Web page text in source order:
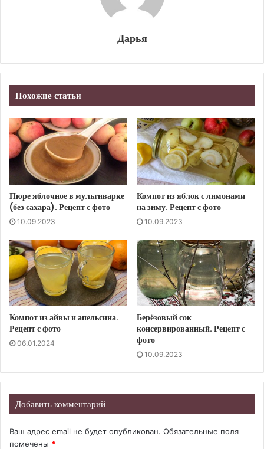
Дарья
Похожие статьи
Пюре яблочное в мультиварке
(без сахара). Рецепт с фото
10.09.2023
Компот из яблок с лимонами
на зиму. Рецепт с фото
10.09.2023
Компот из айвы и апельсина.
Рецепт с фото
06.01.2024
Берёзовый сок
консервированный. Рецепт с
фото
10.09.2023
Добавить комментарий
Ваш адрес email не будет опубликован. Обязательные поля
помечены *